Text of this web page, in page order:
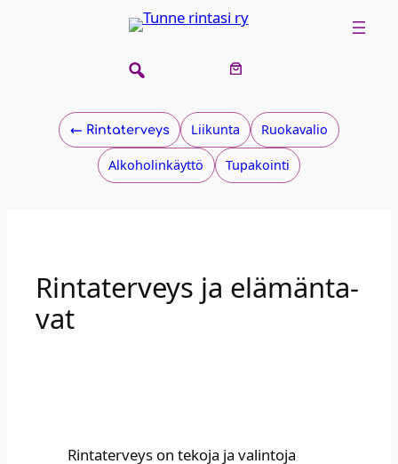
← Rin­ta­ter­veys Liikunta Ruokavalio
Alkoholinkäyttö Tupakointi
Rin­ta­ter­veys ja elä­män­ta­
vat
Rin­ta­ter­veys on teko­ja ja valin­to­ja